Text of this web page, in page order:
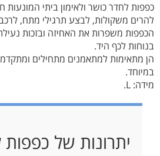
כפפות לחדר כושר ולאימון ביתי המונעות
להרים משקולות, לבצע תרגילי מתח,
הכפפות משפרות את האחיזה ובזכות
בנוחות לכף היד.
הן מתאימות למתאמנים מתחילים
במיוחד.
מידה: L.
יתרונות של